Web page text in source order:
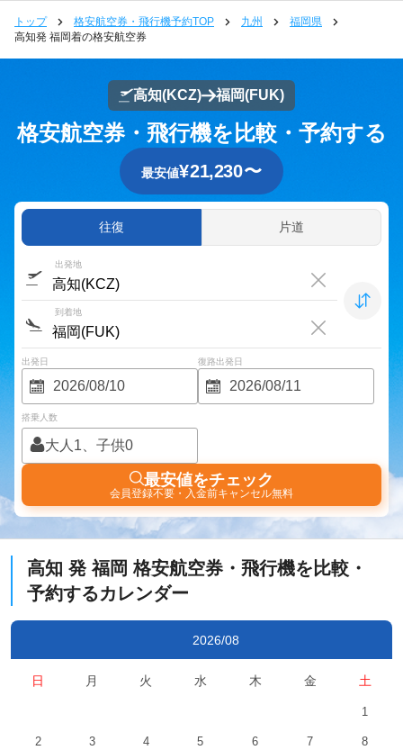
トップ 格安航空券・飛行機予約TOP 九州
福岡県
高知発 福岡着の格安航空券
高知(KCZ) 福岡(FUK)
格安航空券・飛行機を比較・予約する
最安値¥21,230〜
往復 片道
出発地
到着地
出発日 復路出発日
搭乗人数
大人1、子供0
最安値をチェック
会員登録不要・入金前キャンセル無料
高知 発福岡格安航空券・飛行機を比較・
予約するカレンダー
2026/08
日 月 火 水 木 金 土
1
2 3 4 5 6 7 8